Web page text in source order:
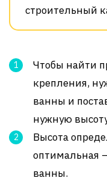
строительный
Чтобы найти
крепления,
ванны и
нужную
Высота
оптимальная
ванны.